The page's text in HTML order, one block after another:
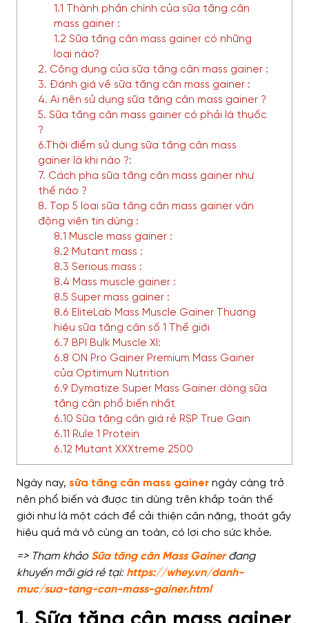
1.1 Thành phần chính của sữa tăng cân
mass gainer :
1.2 Sữa tăng cân mass gainer có những
loại nào?
2. Công dụng của sữa tăng cân mass gainer :
3. Đánh giá về sữa tăng cân mass gainer :
4. Ai nên sử dụng sữa tăng cân mass gainer ?
5. Sữa tăng cân mass gainer có phải là thuốc
?
6.Thời điểm sử dụng sữa tăng cân mass
gainer là khi nào ?:
7. Cách pha sữa tăng cân mass gainer như
thế nào ?
8. Top 5 loại sữa tăng cân mass gainer vận
động viên tin dùng :
8.1 Muscle mass gainer :
8.2 Mutant mass :
8.3 Serious mass :
8.4 Mass muscle gainer :
8.5 Super mass gainer :
8.6 EliteLab Mass Muscle Gainer Thương
hiệu sữa tăng cân số 1 Thế giới
6.7 BPI Bulk Muscle Xl:
6.8 ON Pro Gainer Premium Mass Gainer
của Optimum Nutrition
6.9 Dymatize Super Mass Gainer dòng sữa
tăng cân phổ biến nhất
6.10 Sữa tăng cân giá rẻ RSP True Gain
6.11 Rule 1 Protein
6.12 Mutant XXXtreme 2500
Ngày nay, sữa tăng cân mass gainer ngày càng trở
nên phổ biến và được tin dùng trên khắp toàn thế
giới như là một cách để cải thiện cân nặng, thoát gầy
hiệu quả mà vô cùng an toàn, có lợi cho sức khỏe.
=> Tham khảo Sữa tăng cân Mass Gainerđang
khuyến mãi giá rẻ tại: https://whey.vn/danh-
muc/sua-tang-can-mass-gainer.html